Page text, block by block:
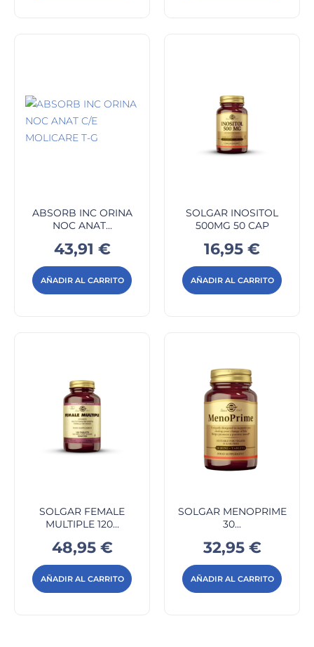
ABSORB INC ORINA
NOC ANAT...
Precio
43,91 €
AÑADIR AL CARRITO
SOLGAR INOSITOL
500MG 50 CAP
Precio
16,95 €
AÑADIR AL CARRITO
SOLGAR FEMALE
MULTIPLE 120...
Precio
48,95 €
AÑADIR AL CARRITO
SOLGAR MENOPRIME
30...
Precio
32,95 €
AÑADIR AL CARRITO